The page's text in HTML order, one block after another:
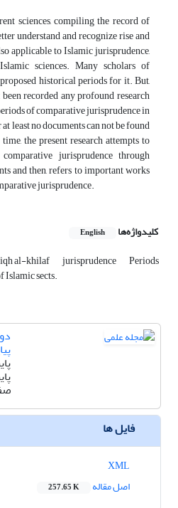
sciences, compiling the record of
understand and recognize rise and
applicable to Islamic jurisprudence,
sciences. Many scholars of
historical periods for it. But,
recorded any profound research
of comparative jurisprudence in
least no documents can not be found
the present research attempts to
jurisprudence through
and then, refers to important works
jurisprudence.
کلیدواژه‌ها English
al-khilaf jurisprudence Periods
sects.
فایل ها
اصل مقاله
257.65 K